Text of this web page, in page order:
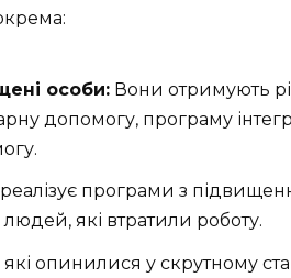
особи: Вони отримують
допомогу, програму
реалізує програми з
які втратили роботу.
які опинилися у скрутному